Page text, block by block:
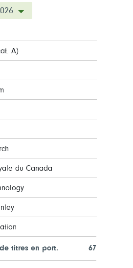
A)
du Canada
titres en port. 67